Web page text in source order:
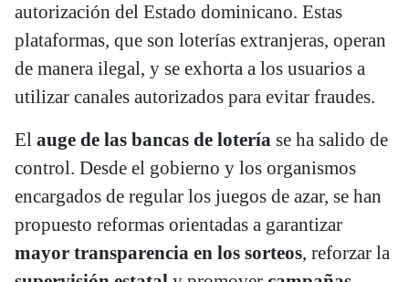
autorización del Estado dominicano. Estas
plataformas, que son loterías extranjeras, operan
de manera ilegal, y se exhorta a los usuarios a
utilizar canales autorizados para evitar fraudes.
El auge de las bancas de lotería se ha salido de
control. Desde el gobierno y los organismos
encargados de regular los juegos de azar, se han
propuesto reformas orientadas a garantizar
mayor transparencia en los sorteos, reforzar la